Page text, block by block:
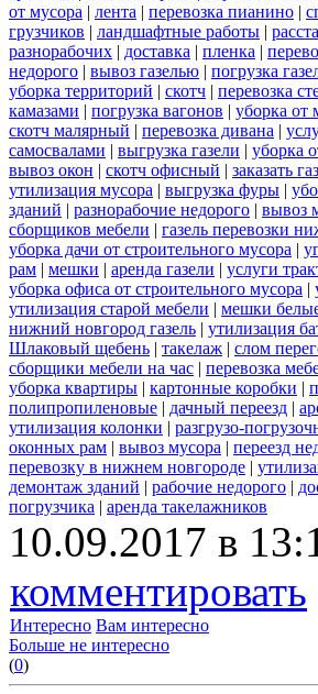
от мусора | лента | перевозка пианино |
грузчиков | ландшафтные работы |
разнорабочих | доставка | пленка |
недорого | вывоз газелью | погрузка
уборка территорий | скотч | перевозка
камазами | погрузка вагонов | уборка от
скотч малярный | перевозка дивана |
самосвалами | выгрузка газели | уборка
вывоз окон | скотч офисный | заказать
утилизация мусора | выгрузка фуры |
зданий | разнорабочие недорого | вывоз
сборщиков мебели | газель перевозки
уборка дачи от строительного мусора |
рам | мешки | аренда газели | услуги
уборка офиса от строительного мусора |
утилизация старой мебели | мешки
нижний новгород газель | утилизация
Шлаковый щебень | такелаж | слом
сборщики мебели на час | перевозка
уборка квартиры | картонные коробки |
полипропиленовые | дачный переезд |
утилизация колонки | разгрузо-
оконных рам | вывоз мусора | переезд
перевозку в нижнем новгороде |
демонтаж зданий | рабочие недорого |
погрузчика | аренда такелажников
10.09.2017 в
комментировать
Интересно Вам интересно
Больше не интересно
(0)